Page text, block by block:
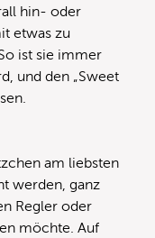
hin- oder
etwas zu
ist sie immer
und den „Sweet
am liebsten
werden, ganz
Regler oder
möchte. Auf